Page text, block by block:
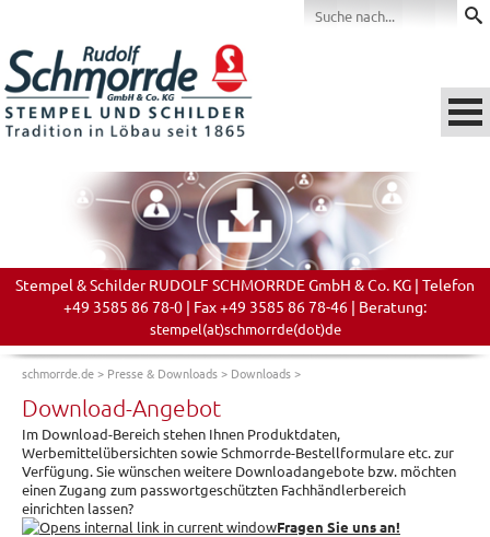
Stempel & Schilder RUDOLF SCHMORRDE GmbH & Co. KG | Telefon
+49 3585 86 78-0 | Fax +49 3585 86 78-46 | Beratung:
stempel(at)schmorrde(dot)de
schmorrde.de> Presse & Downloads> Downloads>
Download-Angebot
Im Download-Bereich stehen Ihnen Produktdaten,
Werbemittelübersichten sowie Schmorrde-Bestellformulare etc. zur
Verfügung. Sie wünschen weitere Downloadangebote bzw. möchten
einen Zugang zum passwortgeschützten Fachhändlerbereich
einrichten lassen?
Fragen Sie uns an!